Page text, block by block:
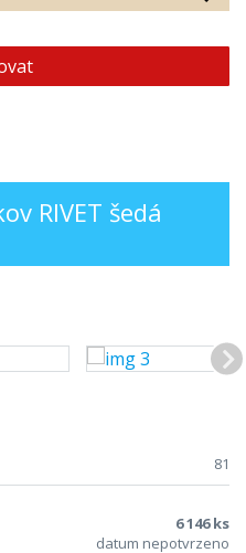
RIVET šedá
81
6 146 ks
datum nepotvrzeno